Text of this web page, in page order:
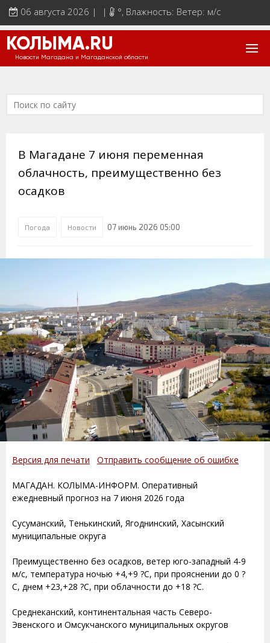
06 августа 2026 | | °, Влажность: Ветер: м/с
КОЛЫМА.RU
Новости Магадана и Магаданской области
В Магадане 7 июня переменная
облачность, преимущественно без
осадков
Погода Новости 07 июнь 2026 05:00
Версия для печати Отправить сообщение об ошибке
МАГАДАН. КОЛЫМА-ИНФОРМ. Оперативный
ежедневный прогноз на 7 июня 2026 года
Сусуманский, Тенькинский, Ягоднинский, Хасынский
муниципальные округа
Преимущественно без осадков, ветер юго-западный 4-9
м/с, температура ночью +4,+9 ?С, при прояснении до 0 ?
С, днем +23,+28 ?С, при облачности до +18 ?С.
Среднеканский, континентальная часть Северо-
Эвенского и Омсукчанского муниципальных округов